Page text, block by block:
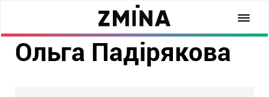
Ольга Падірякова